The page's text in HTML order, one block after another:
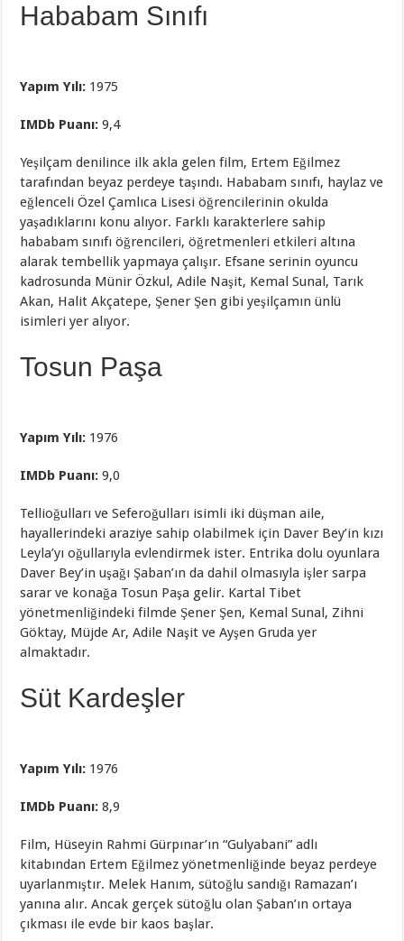
Hababam Sınıfı
Yapım Yılı: 1975
IMDb Puanı: 9,4
Yeşilçam denilince ilk akla gelen film, Ertem Eğilmez
tarafından beyaz perdeye taşındı. Hababam sınıfı, haylaz ve
eğlenceli Özel Çamlıca Lisesi öğrencilerinin okulda
yaşadıklarını konu alıyor. Farklı karakterlere sahip
hababam sınıfı öğrencileri, öğretmenleri etkileri altına
alarak tembellik yapmaya çalışır. Efsane serinin oyuncu
kadrosunda Münir Özkul, Adile Naşit, Kemal Sunal, Tarık
Akan, Halit Akçatepe, Şener Şen gibi yeşilçamın ünlü
isimleri yer alıyor.
Tosun Paşa
Yapım Yılı: 1976
IMDb Puanı: 9,0
Tellioğulları ve Seferoğulları isimli iki düşman aile,
hayallerindeki araziye sahip olabilmek için Daver Bey’in kızı
Leyla’yı oğullarıyla evlendirmek ister. Entrika dolu oyunlara
Daver Bey’in uşağı Şaban’ın da dahil olmasıyla işler sarpa
sarar ve konağa Tosun Paşa gelir. Kartal Tibet
yönetmenliğindeki filmde Şener Şen, Kemal Sunal, Zihni
Göktay, Müjde Ar, Adile Naşit ve Ayşen Gruda yer
almaktadır.
Süt Kardeşler
Yapım Yılı: 1976
IMDb Puanı: 8,9
Film, Hüseyin Rahmi Gürpınar’ın “Gulyabani” adlı
kitabından Ertem Eğilmez yönetmenliğinde beyaz perdeye
uyarlanmıştır. Melek Hanım, sütoğlu sandığı Ramazan’ı
yanına alır. Ancak gerçek sütoğlu olan Şaban’ın ortaya
çıkması ile evde bir kaos başlar.